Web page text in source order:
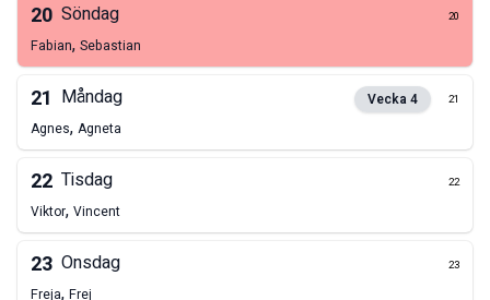
20 Söndag 20
Fabian, Sebastian
21 Måndag Vecka4 21
Agnes, Agneta
22 Tisdag 22
Viktor, Vincent
23 Onsdag 23
Freja, Frej